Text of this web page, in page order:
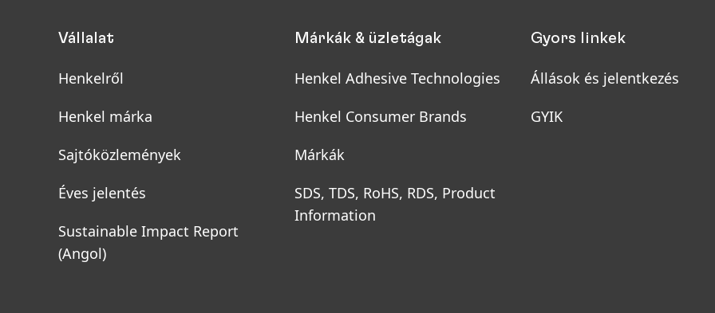
Vállalat
Henkelről
Henkel márka
Sajtóközlemények
Éves jelentés
Sustainable Impact Report
(Angol)
Márkák & üzletágak
Henkel Adhesive Technologies
Henkel Consumer Brands
Márkák
SDS, TDS, RoHS, RDS, Product
Information
Gyors linkek
Állások és jelentkezés
GYIK